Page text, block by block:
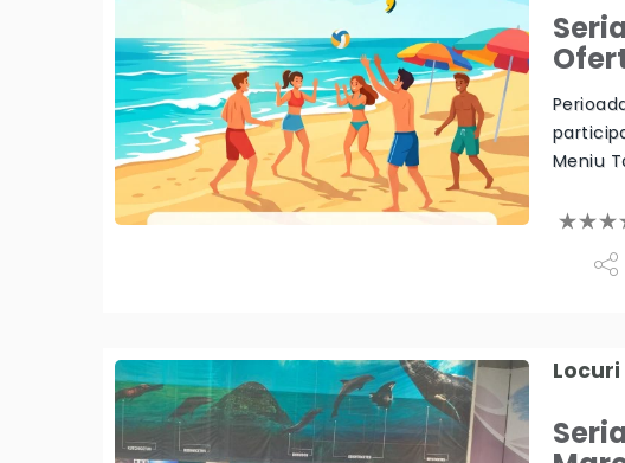
Meniu
Locuri